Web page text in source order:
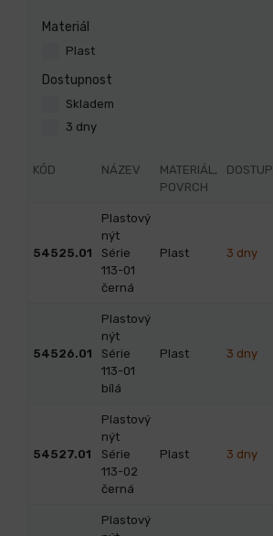
Materiál
Plast
Dostupnost
Skladem
3 dny
KÓD NÁZEV
MATERIÁL,
POVRCH
54525.01
Plastový
nýt
Série
113-01
černá
Plast 3 dny
54526.01
Plastový
nýt
Série
113-01
bílá
Plast 3 dny
54527.01
Plastový
nýt
Série
113-02
černá
Plast 3 dny
Plastový